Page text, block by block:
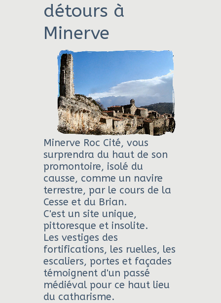
détours à
Minerve
Minerve Roc Cité, vous
surprendra du haut de son
promontoire, isolé du
causse, comme un navire
terrestre, par le cours de la
Cesse et du Brian.
C'est un site unique,
pittoresque et insolite.
Les vestiges des
fortifications, les ruelles, les
escaliers, portes et façades
témoignent d'un passé
médiéval pour ce haut lieu
du catharisme.